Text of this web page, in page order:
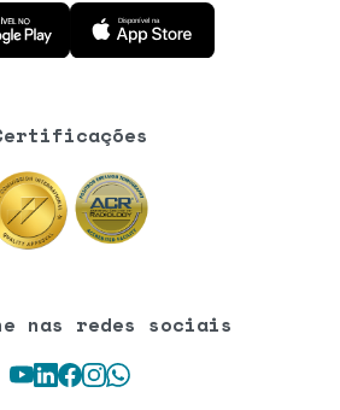
na Google Play Store
Baixe o aplicativo na App Store
nas redes sociais
Youtube
LinkedIn
Facebook
Instagram
WhatsApp